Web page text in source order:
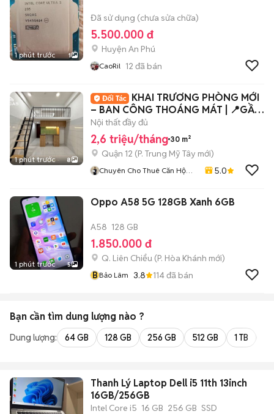
1 phút trước 1
Đã sử dụng (chưa sửa chữa)
5.500.000 đ
Huyện An Phú
CaoRil 12 đã bán
1 phút trước 8
KHAI TRƯƠNG PHÒNG MỚI
– BAN CÔNG THOÁNG MÁT | 📍GẦN
CVPM QUANG TRUNG 🔥
Nội thất đầy đủ
2,6 triệu/tháng 30 m²
Quận 12 (P. Trung Mỹ Tây mới)
Chuyên Cho Thuê Căn Hộ
5.0
1 phút trước 5
Oppo A58 5G 128GB Xanh 6GB
A58 128 GB
1.850.000 đ
Q. Liên Chiểu (P. Hòa Khánh mới)
BBảo Lâm 3.8 114đã bán
Bạn cần tìm dung lượng nào ?
Dung lượng: 64 GB 128 GB 256 GB 512 GB 1 TB
Thanh Lý Laptop Dell i5 11th 13inch
16GB/256GB
Intel Core i5 16 GB 256 GB SSD